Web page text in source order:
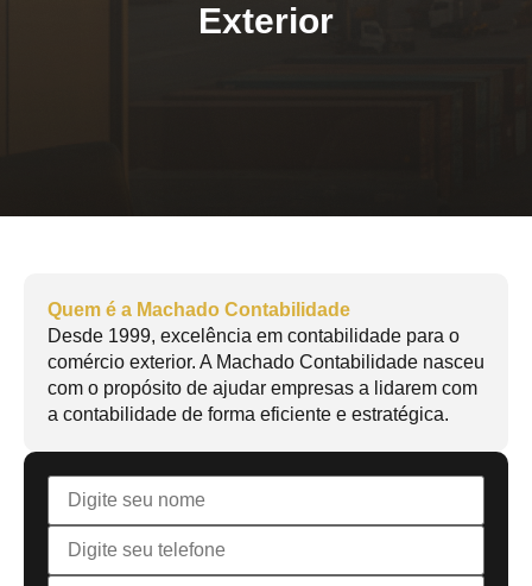
Exterior
Quem é a Machado Contabilidade
Desde 1999, excelência em contabilidade para o
comércio exterior. A Machado Contabilidade nasceu
com o propósito de ajudar empresas a lidarem com
a contabilidade de forma eficiente e estratégica.